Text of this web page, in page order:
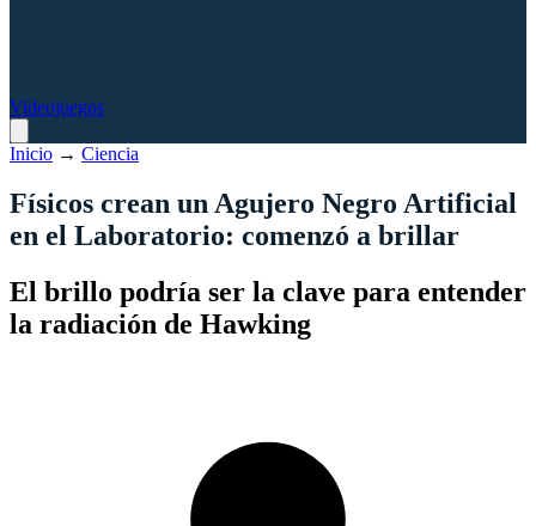
Videojuegos
Inicio → Ciencia
Físicos crean un Agujero Negro Artificial
en el Laboratorio: comenzó a brillar
El brillo podría ser la clave para entender
la radiación de Hawking